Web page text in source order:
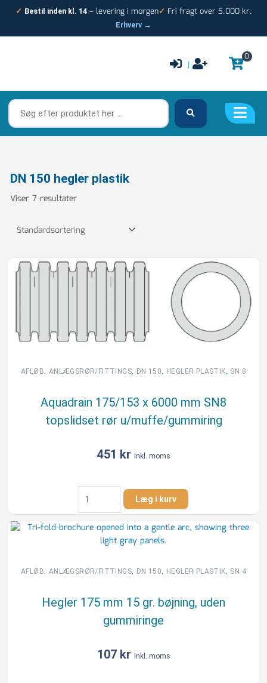
✓ Bestil inden kl. 14– levering i morgen✓ Fri fragt over 5.000 kr.
Erhverv →
|
0
Søg
efter
produktet
DN 150 hegler plastik
Viser 7 resultater
AFLØB, ANLÆGSRØR/FITTINGS, DN 150, HEGLER PLASTIK, SN 8
Aquadrain 175/153 x 6000 mm SN8
topslidset rør u/muffe/gummiring
451 kr inkl. moms
Aquadrain
175/153
x
6000
topslidset
u/muffe/gummiring
antal
Læg i kurv
AFLØB, ANLÆGSRØR/FITTINGS, DN 150, HEGLER PLASTIK, SN 4
Hegler 175 mm 15 gr. bøjning, uden
gummiringe
107 kr inkl. moms